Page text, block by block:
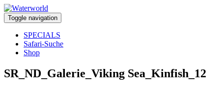
Toggle navigation
SPECIALS
Safari-Suche
Shop
SR_ND_Galerie_Viking Sea_Kinfish_12